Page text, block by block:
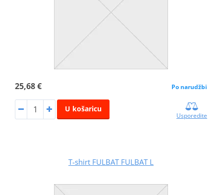
25,68 € Po narudžbi
U košaricu
Usporedite
T-shirt FULBAT FULBAT L